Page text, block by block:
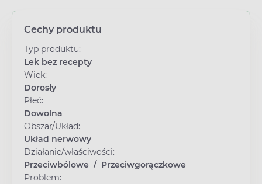
Cechy produktu
Typ produktu:
Lek bez recepty
Wiek:
Dorosły
Płeć:
Dowolna
Obszar/Układ:
Układ nerwowy
Działanie/właściwości:
Przeciwbólowe / Przeciwgorączkowe
Problem: